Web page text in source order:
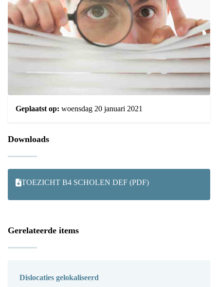
Geplaatst op: woensdag 20 januari 2021
Downloads
TOEZICHT B4 SCHOLEN DEF (PDF)
Gerelateerde items
Dislocaties gelokaliseerd